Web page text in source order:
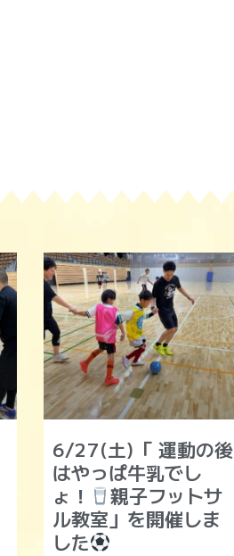
6/27(土)「 運動の後
はやっぱ牛乳でし
ょ！
親子フットサ
ル教室」を開催しま
した